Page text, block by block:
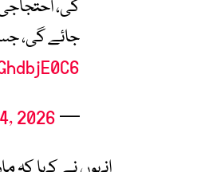
گی،
جائے گی،
— Siddique Jan SMT (@SdqJaanSMT)
2026